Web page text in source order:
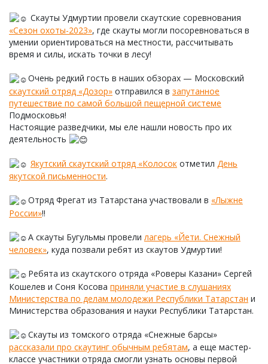
Скауты Удмуртии провели скаутские соревнования
«Сезон охоты-2023», где скауты могли посоревноваться в
умении ориентироваться на местности, рассчитывать
время и силы, искать точки в лесу!
Очень редкий гость в наших обзорах — Московский
скаутский отряд «Дозор» отправился в запутанное
путешествие по самой большой пещерной системе
Подмосковья!
Настоящие разведчики, мы еле нашли новость про их
деятельность
Якутский скаутский отряд «Колосокотметил День
якутской письменности.
Отряд Фрегат из Татарстана участвовали в «Лыжне
России»!!
А скауты Бугульмы провели лагерь «Йети. Снежный
человек», куда позвали ребят из скаутов Удмуртии!
Ребята из скаутского отряда «Роверы Казани» Сергей
Кошелев и Соня Косова приняли участие в слушаниях
Министерства по делам молодежи Республики Татарстан и
Министерства образования и науки Республики Татарстан.
Скауты из томского отряда «Снежные барсы»
рассказали про скаутинг обычным ребятам, а еще мастер-
классе участники отряда смогли узнать основы первой